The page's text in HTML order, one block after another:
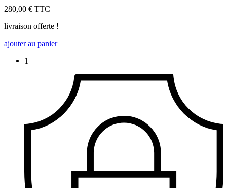
280,00 € TTC
livraison offerte !
ajouter au panier
1